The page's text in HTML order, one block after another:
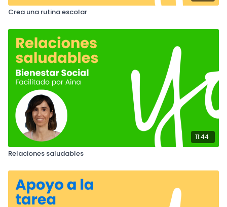
Crea una rutina escolar
11:44
Relaciones saludables